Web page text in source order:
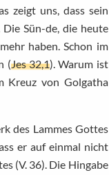
zeigt uns, dass sein
Sün-de, die heute
haben. Schon im
(Jes 32,1). Warum ist
Kreuz von Golgatha
des Lammes Gottes
er auf einmal nicht
(V. 36). Die Hingabe